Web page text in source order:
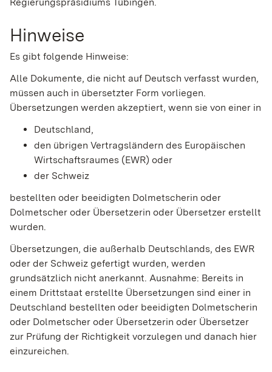
Hinweise
Es gibt folgende Hinweise:
Alle Dokumente, die nicht auf Deutsch verfasst wurden,
müssen auch in übersetzter Form vorliegen.
Übersetzungen werden akzeptiert, wenn sie von einer in
Deutschland,
den übrigen Vertragsländern des Europäischen
Wirtschaftsraumes (EWR) oder
der Schweiz
bestellten oder beeidigten Dolmetscherin oder
Dolmetscher oder Übersetzerin oder Übersetzer erstellt
wurden.
Übersetzungen, die außerhalb Deutschlands, des EWR
oder der Schweiz gefertigt wurden, werden
grundsätzlich nicht anerkannt. Ausnahme: Bereits in
einem Drittstaat erstellte Übersetzungen sind einer in
Deutschland bestellten oder beeidigten Dolmetscherin
oder Dolmetscher oder Übersetzerin oder Übersetzer
zur Prüfung der Richtigkeit vorzulegen und danach hier
einzureichen.